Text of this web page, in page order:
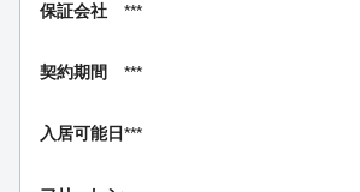
保証会社 ***
契約期間 ***
入居可能日***